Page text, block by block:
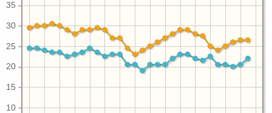
10
15
20
25
30
35